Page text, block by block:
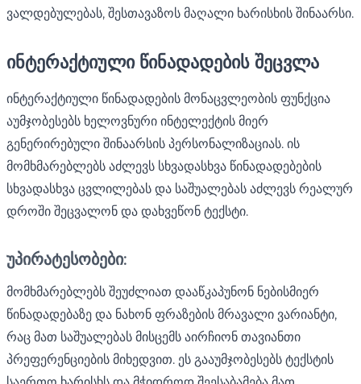
ვალდებულებას, შესთავაზოს მაღალი ხარისხის შინაარსი.
ინტერაქტიული წინადადების შეცვლა
ინტერაქტიული წინადადების მონაცვლეობის ფუნქცია
აუმჯობესებს ხელოვნური ინტელექტის მიერ
გენერირებული შინაარსის პერსონალიზაციას. ის
მომხმარებლებს აძლევს სხვადასხვა წინადადებების
სხვადასხვა ცვლილებას და საშუალებას აძლევს რეალურ
დროში შეცვალონ და დახვეწონ ტექსტი.
უპირატესობები:
მომხმარებლებს შეუძლიათ დააწკაპუნონ ნებისმიერ
წინადადებაზე და ნახონ ფრაზების მრავალი ვარიანტი,
რაც მათ საშუალებას მისცემს აირჩიონ თავიანთი
პრეფერენციების მიხედვით. ეს გააუმჯობესებს ტექსტის